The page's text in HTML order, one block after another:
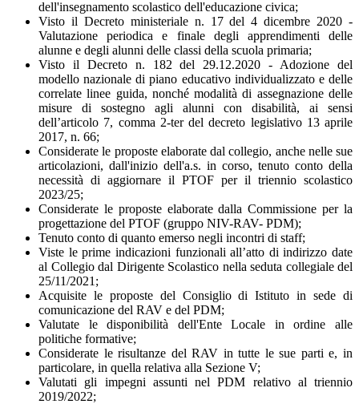
dell'insegnamento scolastico dell'educazione civica;
Visto il Decreto ministeriale n. 17 del 4 dicembre 2020 -
Valutazione periodica e finale degli apprendimenti delle
alunne e degli alunni delle classi della scuola primaria;
Visto il Decreto n. 182 del 29.12.2020 - Adozione del
modello nazionale di piano educativo individualizzato e delle
correlate linee guida, nonché modalità di assegnazione delle
misure di sostegno agli alunni con disabilità, ai sensi
dell’articolo 7, comma 2-ter del decreto legislativo 13 aprile
2017, n. 66;
Considerate le proposte elaborate dal collegio, anche nelle sue
articolazioni, dall'inizio dell'a.s. in corso, tenuto conto della
necessità di aggiornare il PTOF per il triennio scolastico
2023/25;
Considerate le proposte elaborate dalla Commissione per la
progettazione del PTOF (gruppo NIV-RAV- PDM);
Tenuto conto di quanto emerso negli incontri di staff;
Viste le prime indicazioni funzionali all’atto di indirizzo date
al Collegio dal Dirigente Scolastico nella seduta collegiale del
25/11/2021;
Acquisite le proposte del Consiglio di Istituto in sede di
comunicazione del RAV e del PDM;
Valutate le disponibilità dell'Ente Locale in ordine alle
politiche formative;
Considerate le risultanze del RAV in tutte le sue parti e, in
particolare, in quella relativa alla Sezione V;
Valutati gli impegni assunti nel PDM relativo al triennio
2019/2022;